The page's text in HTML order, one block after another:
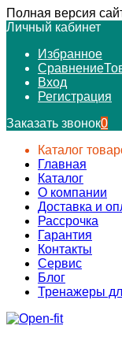
Полная версия
Личный кабинет
Избранное
Сравнение
Вход
Регистрация
Заказать звонок0
Каталог
Главная
Каталог
О компании
Доставка и
Рассрочка
Гарантия
Контакты
Сервис
Блог
Тренажеры